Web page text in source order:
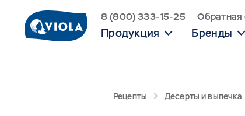
8 (800) 333-15-25 Обратная
Продукция Бренды
Рецепты Десерты и выпечка